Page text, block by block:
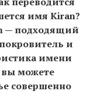
имя Kiran?
— подходящий
и
имени
вы можете
совершенно